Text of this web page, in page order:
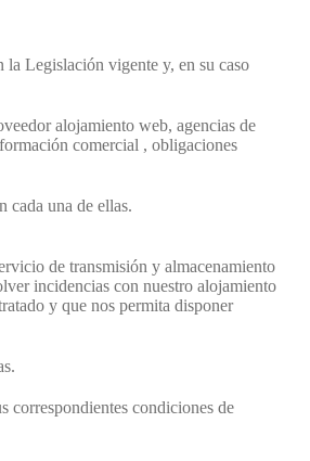
la Legislación vigente y, en su caso
alojamiento web, agencias de
comercial , obligaciones
cada una de ellas.
de transmisión y almacenamiento
incidencias con nuestro alojamiento
y que nos permita disponer
correspondientes condiciones de